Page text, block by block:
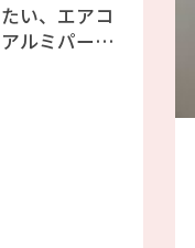
い、エアコ
ルミパーテ